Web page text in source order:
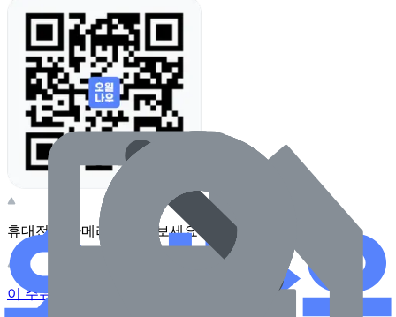
휴대전화 카메라로 찍어보세요
이 주유소의 사장님이신가요?